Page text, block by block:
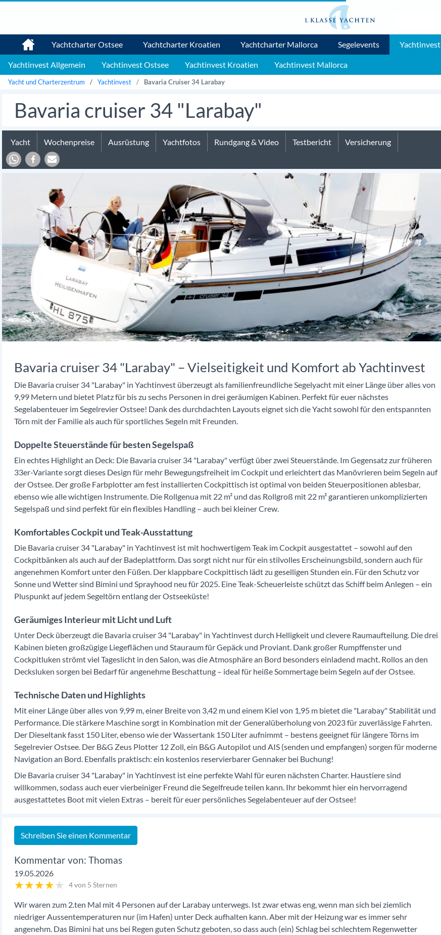
Yachtcharter Ostsee Yachtcharter Kroatien Yachtcharter Mallorca Segelevents Yachtinvest
Yachtinvest Allgemein Yachtinvest Ostsee Yachtinvest Kroatien Yachtinvest Mallorca
Yacht und Charterzentrum Yachtinvest Bavaria Cruiser 34 Larabay
Bavaria cruiser 34 "Larabay"
Yacht Wochenpreise Ausrüstung Yachtfotos Rundgang & Video Testbericht Versicherung
Bavaria cruiser 34 "Larabay" – Vielseitigkeit und Komfort ab Yachtinvest
Die Bavaria cruiser 34 "Larabay" in Yachtinvest überzeugt als familienfreundliche Segelyacht mit einer Länge über alles von
9,99 Metern und bietet Platz für bis zu sechs Personen in drei geräumigen Kabinen. Perfekt für euer nächstes
Segelabenteuer im Segelrevier Ostsee! Dank des durchdachten Layouts eignet sich die Yacht sowohl für den entspannten
Törn mit der Familie als auch für sportliches Segeln mit Freunden.
Doppelte Steuerstände für besten Segelspaß
Ein echtes Highlight an Deck: Die Bavaria cruiser 34 "Larabay" verfügt über zwei Steuerstände. Im Gegensatz zur früheren
33er-Variante sorgt dieses Design für mehr Bewegungsfreiheit im Cockpit und erleichtert das Manövrieren beim Segeln auf
der Ostsee. Der große Farbplotter am fest installierten Cockpittisch ist optimal von beiden Steuerpositionen ablesbar,
ebenso wie alle wichtigen Instrumente. Die Rollgenua mit 22 m² und das Rollgroß mit 22 m² garantieren unkomplizierten
Segelspaß und sind perfekt für ein flexibles Handling – auch bei kleiner Crew.
Komfortables Cockpit und Teak-Ausstattung
Die Bavaria cruiser 34 "Larabay" in Yachtinvest ist mit hochwertigem Teak im Cockpit ausgestattet – sowohl auf den
Cockpitbänken als auch auf der Badeplattform. Das sorgt nicht nur für ein stilvolles Erscheinungsbild, sondern auch für
angenehmen Komfort unter den Füßen. Der klappbare Cockpittisch lädt zu geselligen Stunden ein. Für den Schutz vor
Sonne und Wetter sind Bimini und Sprayhood neu für 2025. Eine Teak-Scheuerleiste schützt das Schiff beim Anlegen – ein
Pluspunkt auf jedem Segeltörn entlang der Ostseeküste!
Geräumiges Interieur mit Licht und Luft
Unter Deck überzeugt die Bavaria cruiser 34 "Larabay" in Yachtinvest durch Helligkeit und clevere Raumaufteilung. Die drei
Kabinen bieten großzügige Liegeflächen und Stauraum für Gepäck und Proviant. Dank großer Rumpffenster und
Cockpitluken strömt viel Tageslicht in den Salon, was die Atmosphäre an Bord besonders einladend macht. Rollos an den
Decksluken sorgen bei Bedarf für angenehme Beschattung – ideal für heiße Sommertage beim Segeln auf der Ostsee.
Technische Daten und Highlights
Mit einer Länge über alles von 9,99 m, einer Breite von 3,42 m und einem Kiel von 1,95 m bietet die "Larabay" Stabilität und
Performance. Die stärkere Maschine sorgt in Kombination mit der Generalüberholung von 2023 für zuverlässige Fahrten.
Der Dieseltank fasst 150 Liter, ebenso wie der Wassertank 150 Liter aufnimmt – bestens geeignet für längere Törns im
Segelrevier Ostsee. Der B&G Zeus Plotter 12 Zoll, ein B&G Autopilot und AIS (senden und empfangen) sorgen für moderne
Navigation an Bord. Ebenfalls praktisch: ein kostenlos reservierbarer Gennaker bei Buchung!
Die Bavaria cruiser 34 "Larabay" in Yachtinvest ist eine perfekte Wahl für euren nächsten Charter. Haustiere sind
willkommen, sodass auch euer vierbeiniger Freund die Segelfreude teilen kann. Ihr bekommt hier ein hervorragend
ausgestattetes Boot mit vielen Extras – bereit für euer persönliches Segelabenteuer auf der Ostsee!
Schreiben Sie einen Kommentar
Thomas
19.05.2026
★★★★★ 4 von 5 Sternen
Wir waren zum 2.ten Mal mit 4 Personen auf der Larabay unterwegs. Ist zwar etwas eng, wenn man sich bei ziemlich
niedriger Aussentemperaturen nur (im Hafen) unter Deck aufhalten kann. Aber mit der Heizung war es immer sehr
angenehm. Das Bimini hat uns bei Regen guten Schutz geboten, so dass auch (ein) Schlag bei schlechtem Regenwetter